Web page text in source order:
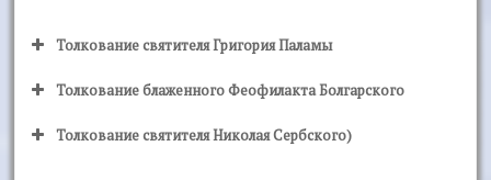
Толкование святителя Григория Паламы
Толкование блаженного Феофилакта Болгарского
Толкование святителя Николая Сербского)